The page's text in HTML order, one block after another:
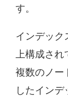
す。
インデッ
上構成され
複数のノー
したイン